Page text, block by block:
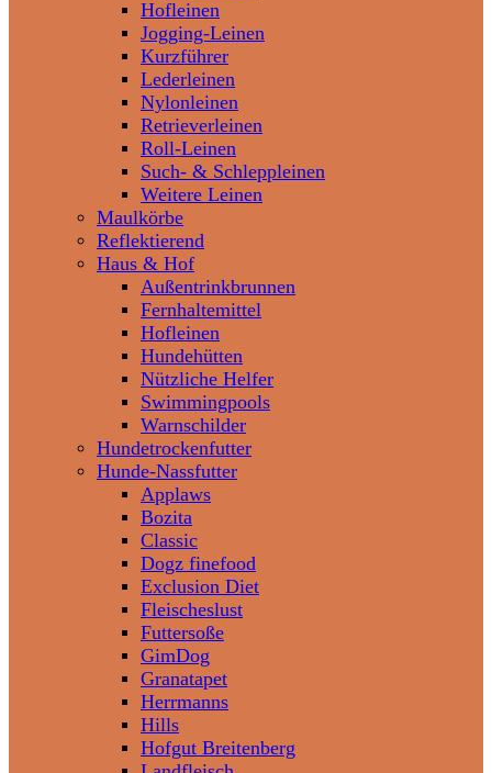
Hofleinen
Jogging-Leinen
Kurzführer
Lederleinen
Nylonleinen
Retrieverleinen
Roll-Leinen
Such- & Schleppleinen
Weitere Leinen
Maulkörbe
Reflektierend
Haus & Hof
Außentrinkbrunnen
Fernhaltemittel
Hofleinen
Hundehütten
Nützliche Helfer
Swimmingpools
Warnschilder
Hundetrockenfutter
Hunde-Nassfutter
Applaws
Bozita
Classic
Dogz finefood
Exclusion Diet
Fleischeslust
Futtersoße
GimDog
Granatapet
Herrmanns
Hills
Hofgut Breitenberg